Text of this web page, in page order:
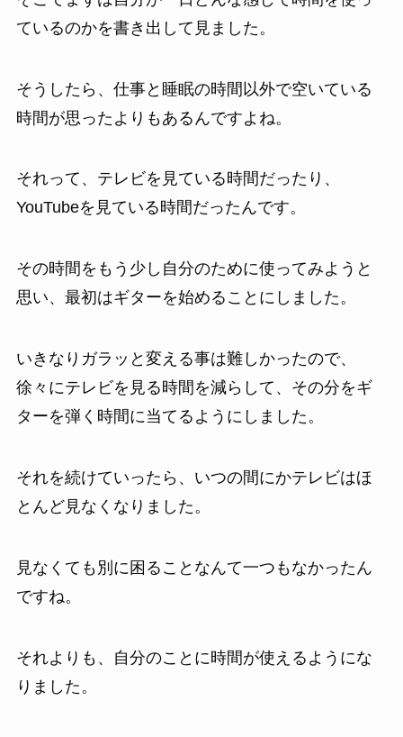
ているのかを書き出して見ました。
そうしたら、仕事と睡眠の時間以外で空いている
時間が思ったよりもあるんですよね。
それって、テレビを見ている時間だったり、
YouTubeを見ている時間だったんです。
その時間をもう少し自分のために使ってみようと
思い、最初はギターを始めることにしました。
いきなりガラッと変える事は難しかったので、
徐々にテレビを見る時間を減らして、その分をギ
ターを弾く時間に当てるようにしました。
それを続けていったら、いつの間にかテレビはほ
とんど見なくなりました。
見なくても別に困ることなんて一つもなかったん
ですね。
それよりも、自分のことに時間が使えるようにな
りました。